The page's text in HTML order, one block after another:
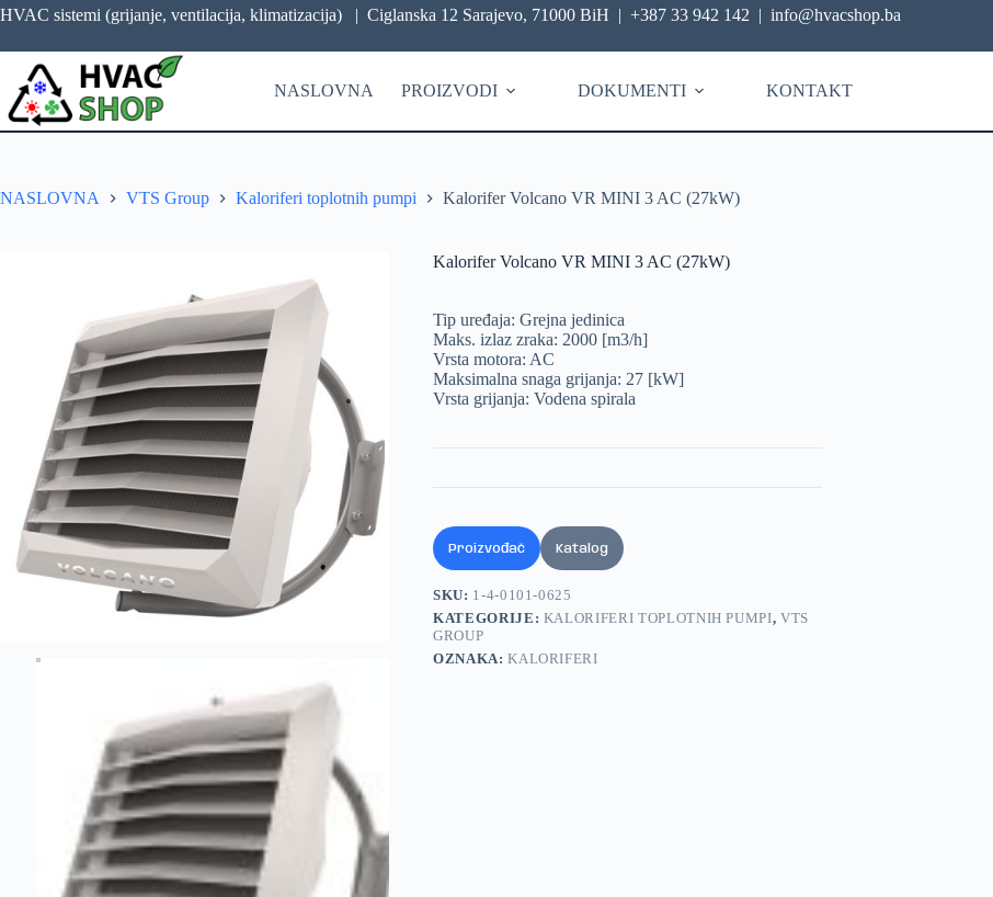
HVAC sistemi (grijanje, ventilacija, klimatizacija) | Ciglanska 12 Sarajevo, 71000 BiH | +387 33 942 142 | info@hvacshop.ba
NASLOVNA PROIZVODI DOKUMENTI KONTAKT
NASLOVNA VTS Group Kaloriferi toplotnih pumpi Kalorifer Volcano VR MINI 3 AC (27kW)
Kalorifer Volcano VR MINI 3 AC (27kW)
Tip uređaja: Grejna jedinica
Maks. izlaz zraka: 2000 [m3/h]
Vrsta motora: AC
Maksimalna snaga grijanja: 27 [kW]
Vrsta grijanja: Vodena spirala
Proizvođač Katalog
SKU: 1-4-0101-0625
KATEGORIJE: KALORIFERI TOPLOTNIH PUMPI,VTS
GROUP
OZNAKA:KALORIFERI